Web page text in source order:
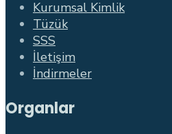
Kurumsal Kimlik
Tüzük
SSS
İletişim
İndirmeler
Organlar